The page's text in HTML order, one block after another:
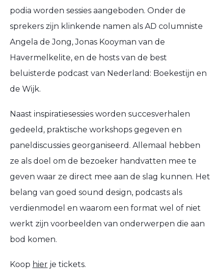
podia worden sessies aangeboden. Onder de
sprekers zijn klinkende namen als AD columniste
Angela de Jong, Jonas Kooyman van de
Havermelkelite, en de hosts van de best
beluisterde podcast van Nederland: Boekestijn en
de Wijk.
Naast inspiratiesessies worden succesverhalen
gedeeld, praktische workshops gegeven en
paneldiscussies georganiseerd. Allemaal hebben
ze als doel om de bezoeker handvatten mee te
geven waar ze direct mee aan de slag kunnen. Het
belang van goed sound design, podcasts als
verdienmodel en waarom een format wel of niet
werkt zijn voorbeelden van onderwerpen die aan
bod komen.
Koop hier je tickets.